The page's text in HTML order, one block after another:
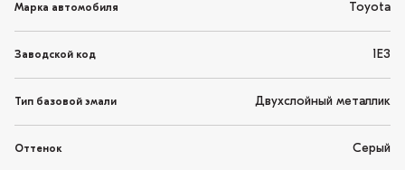
Марка автомобиля Toyota
Заводской код 1E3
Тип базовой эмали Двухслойный металлик
Оттенок Серый